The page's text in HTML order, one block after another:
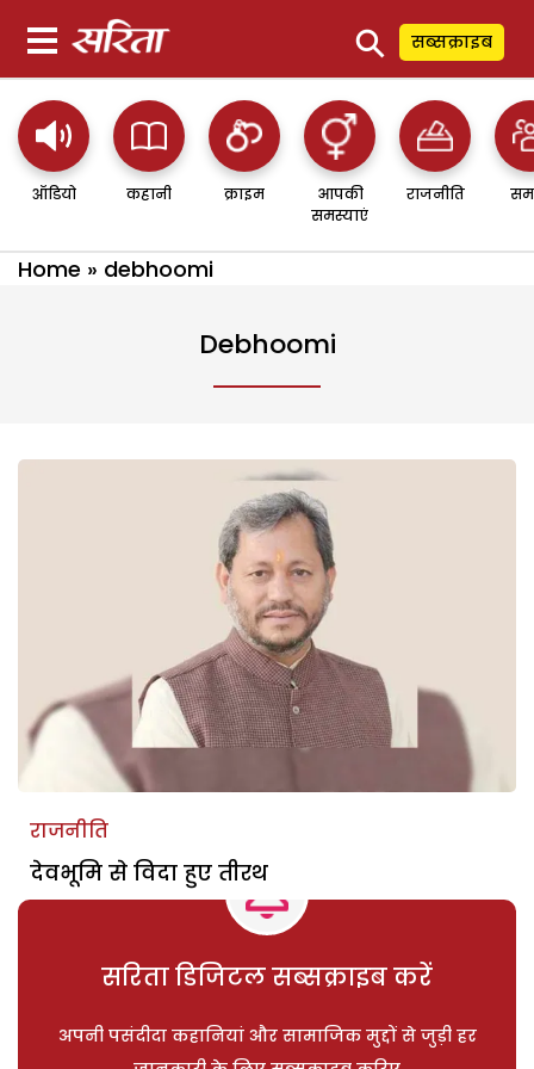
⚲ सब्सक्राइब
ऑडियो कहानी क्राइम
आपकी
समस्याएं
राजनीति
Home » debhoomi
Debhoomi
राजनीति
देवभूमि से विदा हुए तीरथ
सरिता डिजिटल सब्सक्राइब करें
अपनी पसंदीदा कहानियां और सामाजिक मुद्दों से जुड़ी हर